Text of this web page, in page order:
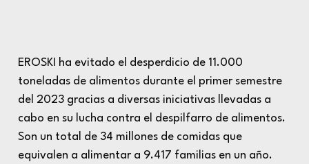
EROSKI ha evitado el desperdicio de 11.000
toneladas de alimentos durante el primer semestre
del 2023 gracias a diversas iniciativas llevadas a
cabo en su lucha contra el despilfarro de alimentos.
Son un total de 34 millones de comidas que
equivalen a alimentar a 9.417 familias en un año.